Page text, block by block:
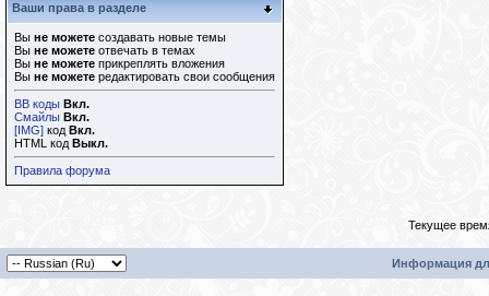
Ваши права в разделе
Вы не можете создавать новые темы
Вы не можете отвечать в темах
Вы не можете прикреплять вложения
Вы не можете редактировать свои сообщения
BB коды Вкл.
Смайлы Вкл.
[IMG] код Вкл.
HTML код Выкл.
Правила форума
Текущее
Информация